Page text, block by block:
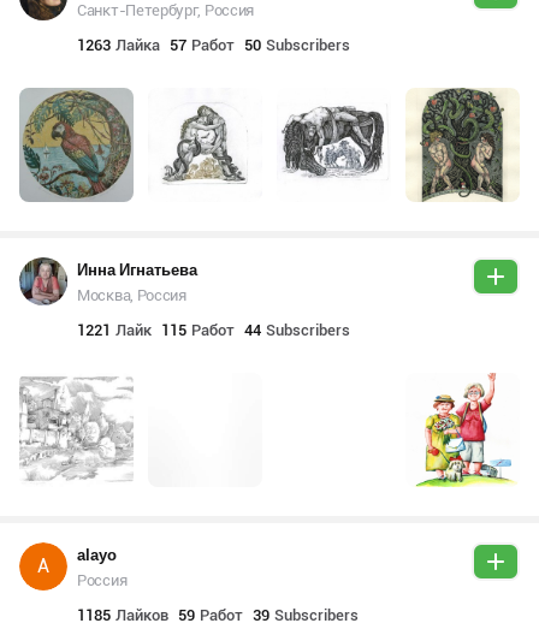
Санкт-Петербург, Россия
1263 Лайка 57 Работ 50 Subscribers
Инна Игнатьева
Москва, Россия
1221 Лайк 115 Работ 44 Subscribers
A
alayo
Россия
1185 Лайков 59 Работ 39 Subscribers